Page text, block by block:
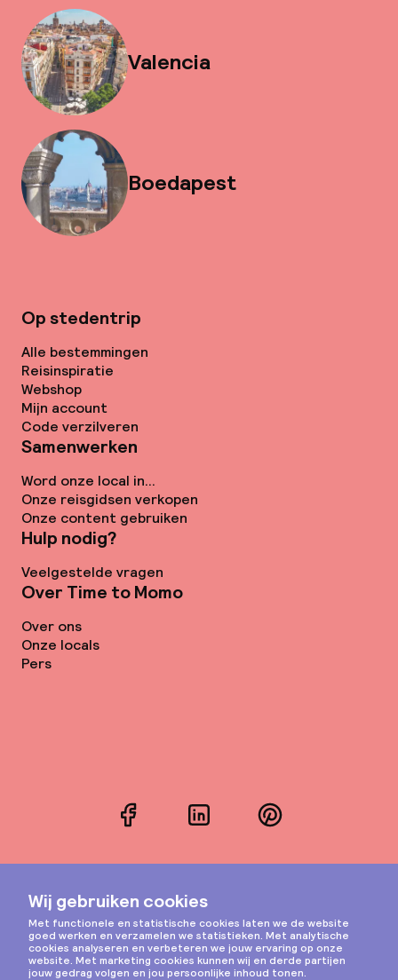
Valencia
Boedapest
Op stedentrip
Alle bestemmingen
Reisinspiratie
Webshop
Mijn account
Code verzilveren
Samenwerken
Word onze local in...
Onze reisgidsen verkopen
Onze content gebruiken
Hulp nodig?
Veelgestelde vragen
Over Time to Momo
Over ons
Onze locals
Pers
FacebookLinkedInPinterest
Instagram